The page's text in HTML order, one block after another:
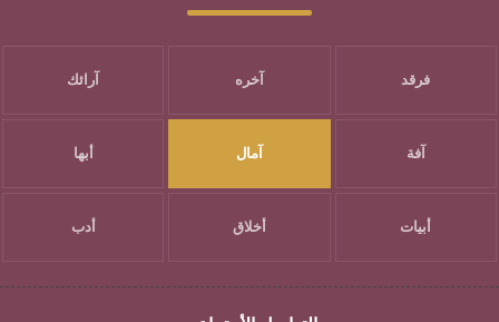
فرقد آخره آرائك
آفة آمال أبها
أبيات أخلاق أدب